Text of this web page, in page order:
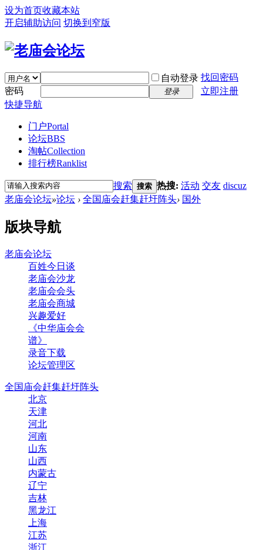
设为首页收藏本站
开启辅助访问 切换到窄版
自动登录 找回密码
密码
登录
立即注册
快捷导航
门户Portal
论坛BBS
淘帖Collection
排行榜Ranklist
搜索 搜索 热搜: 活动 交友 discuz
老庙会论坛»论坛 › 全国庙会赶集赶圩阵头› 国外
版块导航
老庙会论坛
百姓今日谈
老庙会沙龙
老庙会会头
老庙会商城
兴趣爱好
《中华庙会会
谱》
录音下载
论坛管理区
全国庙会赶集赶圩阵头
北京
天津
河北
河南
山东
山西
内蒙古
辽宁
吉林
黑龙江
上海
江苏
浙江